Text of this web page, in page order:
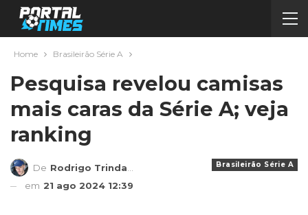
Home Brasileirão Série A
Pesquisa revelou camisas
mais caras da Série A; veja
ranking
Brasileirão Série A
De Rodrigo Trindade
em 21 ago 2024 12:39